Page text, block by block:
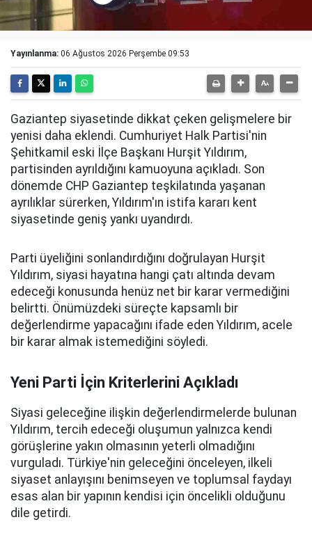
Yayınlanma: 06 Ağustos 2026 Perşembe 09:53
Gaziantep siyasetinde dikkat çeken gelişmelere bir
yenisi daha eklendi. Cumhuriyet Halk Partisi'nin
Şehitkamil eski İlçe Başkanı Hurşit Yıldırım,
partisinden ayrıldığını kamuoyuna açıkladı. Son
dönemde CHP Gaziantep teşkilatında yaşanan
ayrılıklar sürerken, Yıldırım'ın istifa kararı kent
siyasetinde geniş yankı uyandırdı.
Parti üyeliğini sonlandırdığını doğrulayan Hurşit
Yıldırım, siyasi hayatına hangi çatı altında devam
edeceği konusunda henüz net bir karar vermediğini
belirtti. Önümüzdeki süreçte kapsamlı bir
değerlendirme yapacağını ifade eden Yıldırım, acele
bir karar almak istemediğini söyledi.
Yeni Parti İçin Kriterlerini Açıkladı
Siyasi geleceğine ilişkin değerlendirmelerde bulunan
Yıldırım, tercih edeceği oluşumun yalnızca kendi
görüşlerine yakın olmasının yeterli olmadığını
vurguladı. Türkiye'nin geleceğini önceleyen, ilkeli
siyaset anlayışını benimseyen ve toplumsal faydayı
esas alan bir yapının kendisi için öncelikli olduğunu
dile getirdi.